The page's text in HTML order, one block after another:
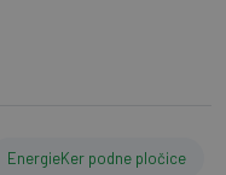
EnergieKer podne pločice